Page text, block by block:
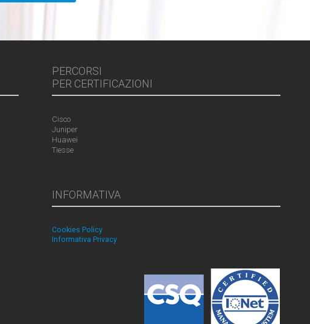
PERCORSI
PER CERTIFICAZIONI
Cisco
Juniper
Huawei
Tiesse
INFORMATIVA
Cookies Policy
Informativa Privacy